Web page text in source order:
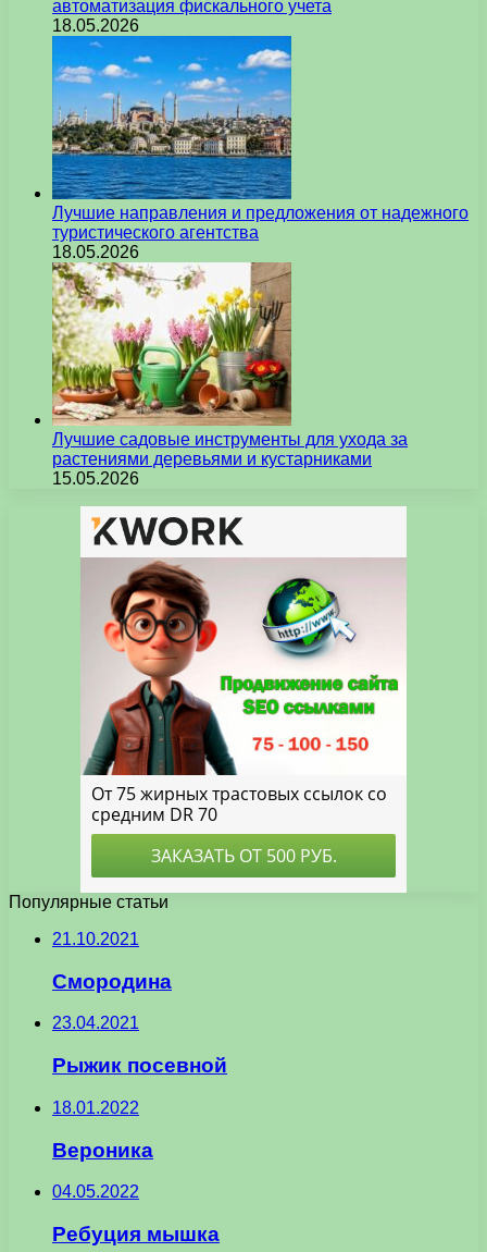
автоматизация фискального учета
18.05.2026
Лучшие направления и предложения от надежного
туристического агентства
18.05.2026
Лучшие садовые инструменты для ухода за
растениями деревьями и кустарниками
15.05.2026
Популярные статьи
21.10.2021
Смородина
23.04.2021
Рыжик посевной
18.01.2022
Вероника
04.05.2022
Ребуция мышка